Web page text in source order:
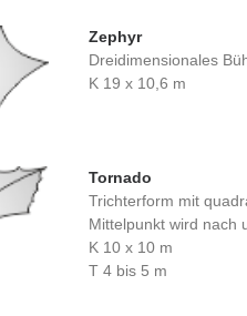
Zephyr
Dreidimensionales
K 19 x 10,6 m
Tornado
Trichterform mit
Mittelpunkt wird nach
K 10 x 10 m
T 4 bis 5 m